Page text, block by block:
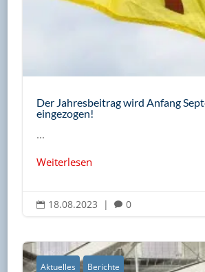
Der Jahresbeitrag wird Anfang
eingezogen!
...
Weiterlesen
 18.08.2023 |  0
Aktuelles Berichte